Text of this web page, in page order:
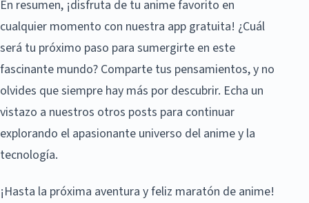
En resumen, ¡disfruta de tu anime favorito en
cualquier momento con nuestra app gratuita! ¿Cuál
será tu próximo paso para sumergirte en este
fascinante mundo? Comparte tus pensamientos, y no
olvides que siempre hay más por descubrir. Echa un
vistazo a nuestros otros posts para continuar
explorando el apasionante universo del anime y la
tecnología.
¡Hasta la próxima aventura y feliz maratón de anime!